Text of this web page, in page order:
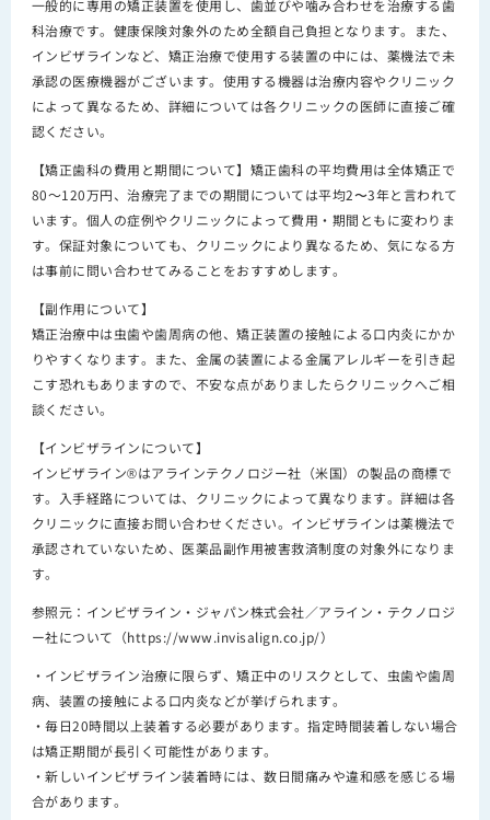
一般的に専用の矯正装置を使用し、歯並びや噛み合わせを治療する歯
科治療です。健康保険対象外のため全額自己負担となります。また、
インビザラインなど、矯正治療で使用する装置の中には、薬機法で未
承認の医療機器がございます。使用する機器は治療内容やクリニック
によって異なるため、詳細については各クリニックの医師に直接ご確
認ください。
【矯正歯科の費用と期間について】矯正歯科の平均費用は全体矯正で
80～120万円、治療完了までの期間については平均2〜3年と言われて
います。個人の症例やクリニックによって費用・期間ともに変わりま
す。保証対象についても、クリニックにより異なるため、気になる方
は事前に問い合わせてみることをおすすめします。
【副作用について】
矯正治療中は虫歯や歯周病の他、矯正装置の接触による口内炎にかか
りやすくなります。また、金属の装置による金属アレルギーを引き起
こす恐れもありますので、不安な点がありましたらクリニックへご相
談ください。
【インビザラインについて】
インビザライン®はアラインテクノロジー社（米国）の製品の商標で
す。入手経路については、クリニックによって異なります。詳細は各
クリニックに直接お問い合わせください。インビザラインは薬機法で
承認されていないため、医薬品副作用被害救済制度の対象外になりま
す。
参照元：インビザライン・ジャパン株式会社／アライン・テクノロジ
ー社について（https://www.invisalign.co.jp/）
・インビザライン治療に限らず、矯正中のリスクとして、虫歯や歯周
病、装置の接触による口内炎などが挙げられます。
・毎日20時間以上装着する必要があります。指定時間装着しない場合
は矯正期間が長引く可能性があります。
・新しいインビザライン装着時には、数日間痛みや違和感を感じる場
合があります。